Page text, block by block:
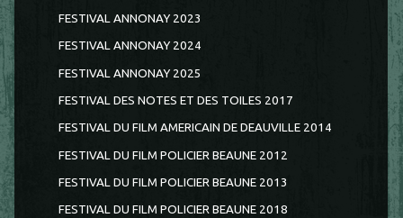
FESTIVAL ANNONAY 2023
FESTIVAL ANNONAY 2024
FESTIVAL ANNONAY 2025
FESTIVAL DES NOTES ET DES TOILES 2017
FESTIVAL DU FILM AMERICAIN DE DEAUVILLE 2014
FESTIVAL DU FILM POLICIER BEAUNE 2012
FESTIVAL DU FILM POLICIER BEAUNE 2013
FESTIVAL DU FILM POLICIER BEAUNE 2018